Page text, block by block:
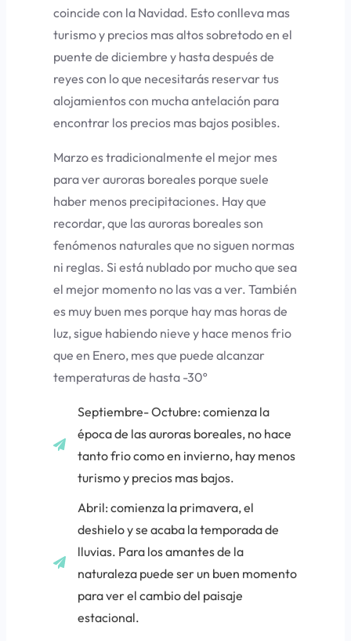
coincide con la Navidad. Esto conlleva mas
turismo y precios mas altos sobretodo en el
puente de diciembre y hasta después de
reyes con lo que necesitarás reservar tus
alojamientos con mucha antelación para
encontrar los precios mas bajos posibles.
Marzo es tradicionalmente el mejor mes
para ver auroras boreales porque suele
haber menos precipitaciones. Hay que
recordar, que las auroras boreales son
fenómenos naturales que no siguen normas
ni reglas. Si está nublado por mucho que sea
el mejor momento no las vas a ver. También
es muy buen mes porque hay mas horas de
luz, sigue habiendo nieve y hace menos frio
que en Enero, mes que puede alcanzar
temperaturas de hasta -30º
Septiembre- Octubre: comienza la
época de las auroras boreales, no hace
tanto frio como en invierno, hay menos
turismo y precios mas bajos.
Abril: comienza la primavera, el
deshielo y se acaba la temporada de
lluvias. Para los amantes de la
naturaleza puede ser un buen momento
para ver el cambio del paisaje
estacional.